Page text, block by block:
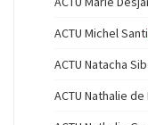
ACTU Michel Santi
ACTU Natacha
ACTU Nathalie